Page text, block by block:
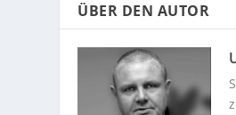
ÜBER DEN AUTOR